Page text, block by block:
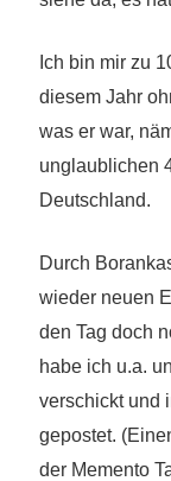
Ich bin mir zu
diesem Jahr
was er war,
unglaublichen
Deutschland.
Durch
wieder neuen
den Tag doch
habe ich u.a.
verschickt und
gepostet.
der Memento